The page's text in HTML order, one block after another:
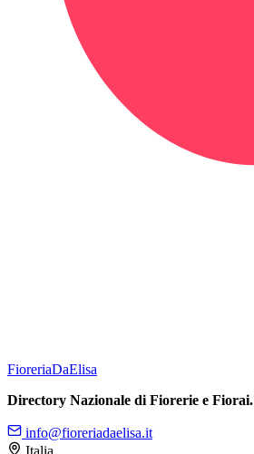
FioreriaDaElisa
Directory Nazionale di Fiorerie e Fiorai.
info@fioreriadaelisa.it